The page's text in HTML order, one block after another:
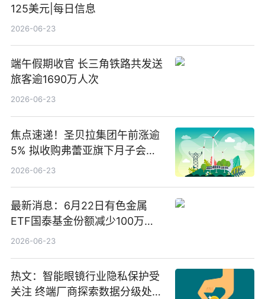
125美元|每日信息
2026-06-23
端午假期收官 长三角铁路共发送
旅客逾1690万人次
2026-06-23
焦点速递！圣贝拉集团午前涨逾
5% 拟收购弗蕾亚旗下月子会所
业务少数股权
2026-06-23
最新消息：6月22日有色金属
ETF国泰基金份额减少100万
份，重仓股紫金矿业、洛阳钼
2026-06-23
热文：智能眼镜行业隐私保护受
关注 终端厂商探索数据分级处理